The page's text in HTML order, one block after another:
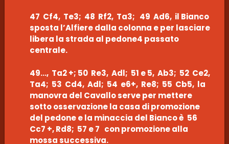
47 Cf4, Te3; 48 Rf2, Ta3; 49 Ad6, il Bianco
sposta l’Alfiere dalla colonna e per lasciare
libera la strada al pedone4 passato
centrale.
49…, Ta2 +; 50 Re3, Adl; 51 e 5, Ab3; 52 Ce2,
Ta4; 53 Cd4, Adl; 54 e6+, Re8; 55 Cb5, la
manovra del Cavallo serve per mettere
sotto osservazione la casa di promozione
del pedone e la minaccia del Bianco è 56
Cc7 +, Rd8; 57 e 7 con promozione alla
mossa successiva.